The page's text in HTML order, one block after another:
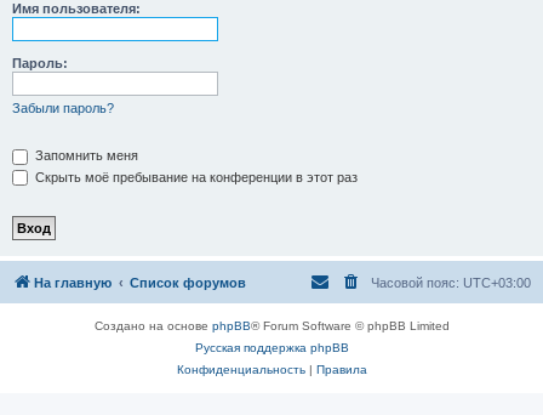
Имя пользователя:
Пароль:
Забыли пароль?
Запомнить меня
Скрыть моё пребывание на конференции в этот раз
На главную Список форумов Часовой пояс: UTC+03:00
Создано на основе phpBB® Forum Software © phpBB Limited
Русская поддержка phpBB
Конфиденциальность| Правила